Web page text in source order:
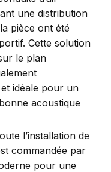
une distribution
pièce ont été
Cette solution
le plan
idéale pour un
acoustique
l’installation de
commandée par
pour une